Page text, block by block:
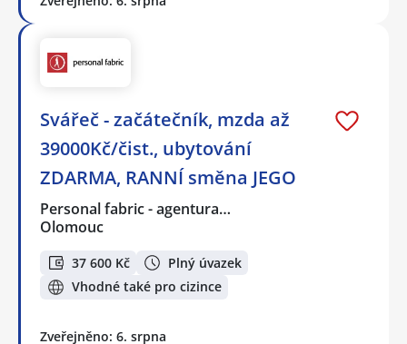
Svářeč - začátečník, mzda až
39000Kč/čist., ubytování
ZDARMA, RANNÍ směna JEGO
Personal fabric - agentura…
Olomouc
37 600 Kč
Plný úvazek
Vhodné také pro cizince
Zveřejněno: 6. srpna